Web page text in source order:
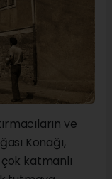
ve
Konağı,
katmanlı